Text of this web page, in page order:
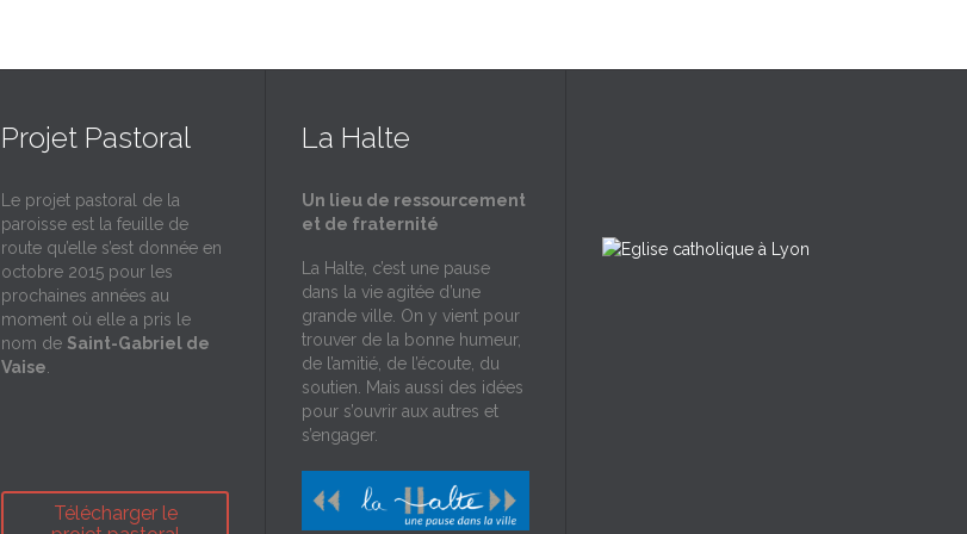
Projet Pastoral
Le projet pastoral de la
paroisse est la feuille de
route qu’elle s’est donnée en
octobre 2015 pour les
prochaines années au
moment où elle a pris le
nom de Saint-Gabriel de
Vaise
Télécharger le
La Halte
Un lieu de ressourcement
et de fraternité
La Halte, c’est une pause
dans la vie agitée d’une
grande ville. On y vient pour
trouver de la bonne humeur,
de l’amitié, de l’écoute, du
soutien. Mais aussi des idées
pour s’ouvrir aux autres et
s’engager.